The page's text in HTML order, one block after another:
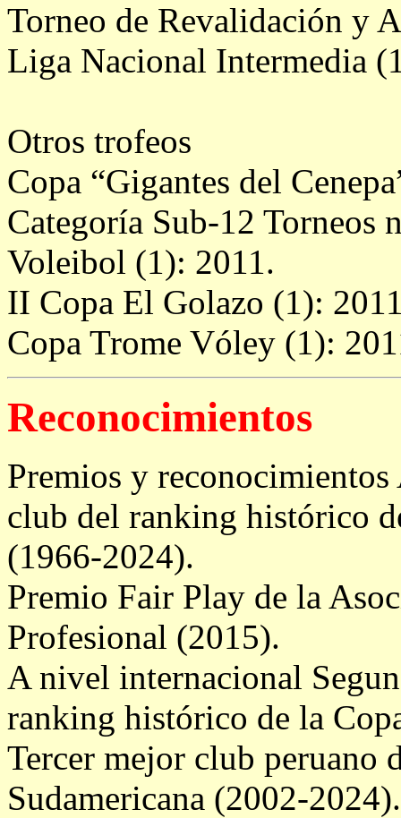
Torneo de Revalidación y
Liga Nacional Intermedia
Otros trofeos
Copa “Gigantes del
Categoría Sub-12 Torneos
Voleibol (1): 2011.
II Copa El Golazo (1):
Copa Trome Vóley (1):
Reconocimientos
Premios y
club del ranking histórico
(1966-2024).
Premio Fair Play de la
Profesional (2015).
A nivel internacional
ranking histórico de la
Tercer mejor club peruano
Sudamericana (2002-2024).